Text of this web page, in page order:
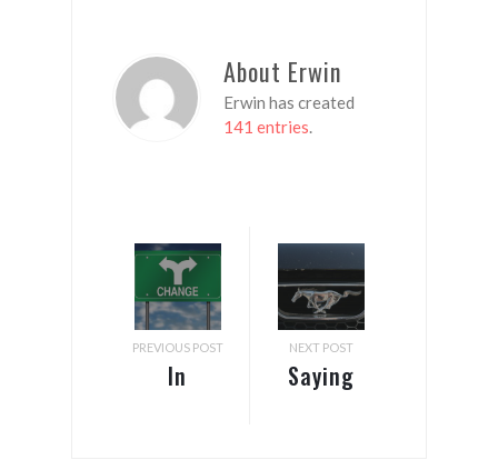
About Erwin
Erwin has created
141 entries.
PREVIOUS POST
In
NEXT POST
Saying